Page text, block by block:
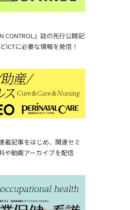
CONTROL』誌の先行公開記
ICTに必要な情報を発信！
載記事をはじめ、関連セミ
や動画アーカイブを配信